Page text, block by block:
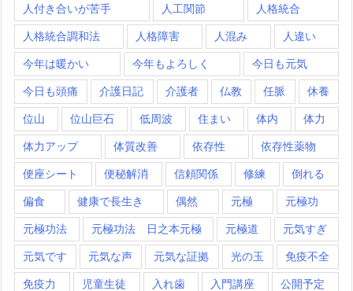
人付き合いが苦手 人工関節 人格統合
人格統合調和法 人格障害 人混み 人違い
今年は暖かい 今年もよろしく 今日も元気
今日も頭痛 介護日記 介護者 仏教 任脈 休養
位山 位山巨石 低周波 住まい 体内 体力
体力アップ 体質改善 依存性 依存性薬物
便座シート 便秘解消 信頼関係 修練 倒れる
偏食 健康で長生き 偶然 元極 元極功
元極功法 元極功法 日之本元極 元極道 元気すぎ
元気です 元気な声 元気な証拠 光の玉 免疫不全
免疫力 児童生徒 入れ歯 入門講座 公開予定